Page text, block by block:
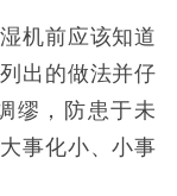
机前应该知道
出的做法并仔
缪，防患于未
事化小、小事